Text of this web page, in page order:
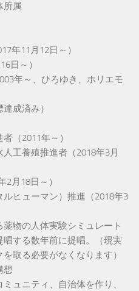
所属
年11月12日～）
日～）
年～、ひろゆき、ホリエモ
成済み）
（2011年～）
工養殖推進者（2018年3月
2月18日～）
ヒューマン）推進（2018年3
物の人体実験シミュレート
する数年前に提唱。（現実
取る必要がなくなります）
想
ュニティ、自治体を作り、